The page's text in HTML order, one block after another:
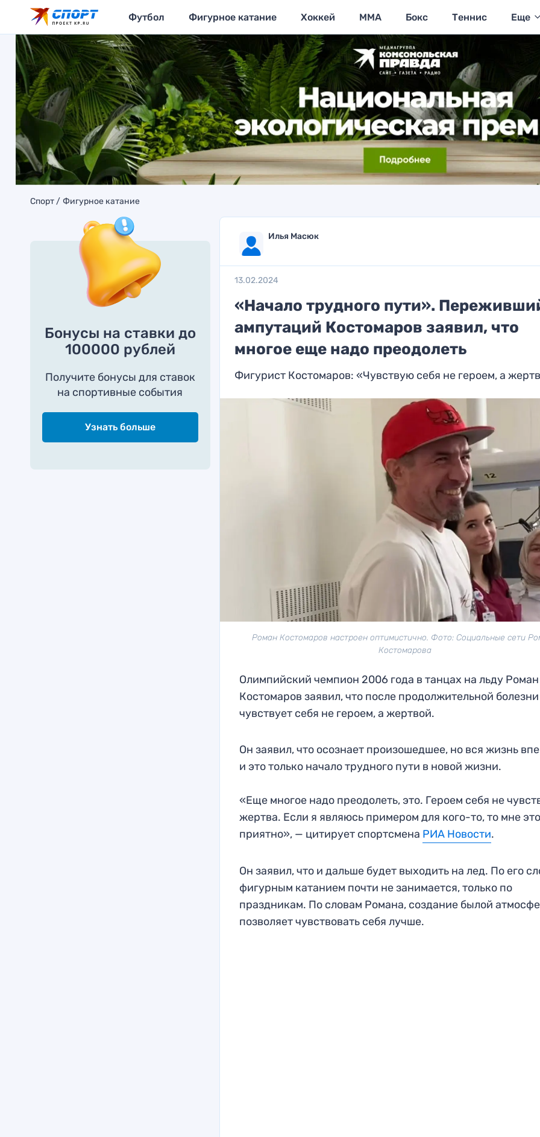
Футбол Фигурное катание Хоккей MMA Бокс Теннис Еще
Спорт Фигурное катание
Бонусы на ставки до
100000 рублей
Получите бонусы для ставок
на спортивные события
Узнать больше
Илья Масюк
13.02.2024
«Начало трудного пути».
ампутаций Костомаров заявил, что
многое еще надо преодолеть
Фигурист Костомаров: «Чувствую себя не героем, а
Роман Костомаров настроен оптимистично. Фото: Социальные сети
Костомарова
Олимпийский чемпион 2006 года в танцах на льду Роман
Костомаров заявил, что после продолжительной болезни
чувствует себя не героем, а жертвой.
Он заявил, что осознает произошедшее, но вся жизнь
и это только начало трудного пути в новой жизни.
«Еще многое надо преодолеть, это. Героем себя не
жертва. Если я являюсь примером для кого-то, то мне
приятно», — цитирует спортсмена РИА Новости.
Он заявил, что и дальше будет выходить на лед. По его
фигурным катанием почти не занимается, только по
праздникам. По словам Романа, создание былой
позволяет чувствовать себя лучше.